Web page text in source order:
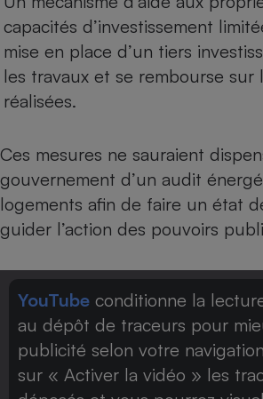
capacités d’investissement
mise en place d’un tiers
les travaux et se rembourse sur
réalisées.
Ces mesures ne sauraient
gouvernement d’un audit
logements afin de faire un état
guider l’action des pouvoirs
YouTube conditionne la
au dépôt de traceurs pour
publicité selon votre
sur « Activer la vidéo » les